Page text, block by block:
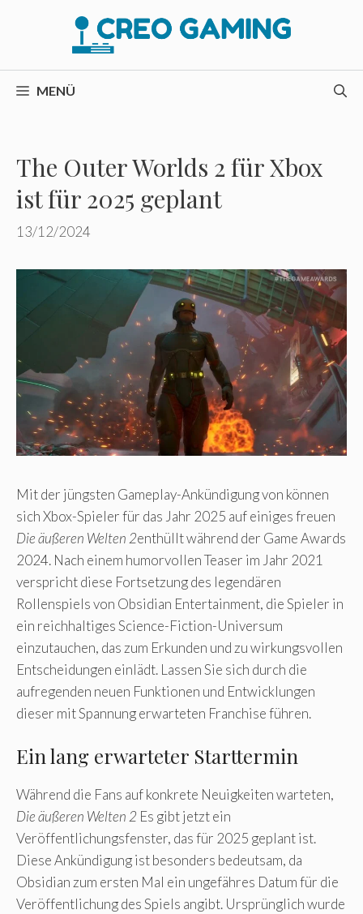
MENÜ
The Outer Worlds 2 für Xbox
ist für 2025 geplant
13/12/2024
Mit der jüngsten Gameplay-Ankündigung von können
sich Xbox-Spieler für das Jahr 2025 auf einiges freuen
Die äußeren Welten 2enthüllt während der Game Awards
2024. Nach einem humorvollen Teaser im Jahr 2021
verspricht diese Fortsetzung des legendären
Rollenspiels von Obsidian Entertainment, die Spieler in
ein reichhaltiges Science-Fiction-Universum
einzutauchen, das zum Erkunden und zu wirkungsvollen
Entscheidungen einlädt. Lassen Sie sich durch die
aufregenden neuen Funktionen und Entwicklungen
dieser mit Spannung erwarteten Franchise führen.
Ein lang erwarteter Starttermin
Während die Fans auf konkrete Neuigkeiten warteten,
Die äußeren Welten 2 Es gibt jetzt ein
Veröffentlichungsfenster, das für 2025 geplant ist.
Diese Ankündigung ist besonders bedeutsam, da
Obsidian zum ersten Mal ein ungefähres Datum für die
Veröffentlichung des Spiels angibt. Ursprünglich wurde